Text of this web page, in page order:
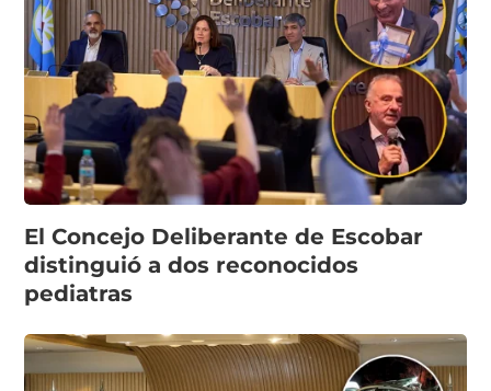
El Concejo Deliberante de Escobar
distinguió a dos reconocidos
pediatras